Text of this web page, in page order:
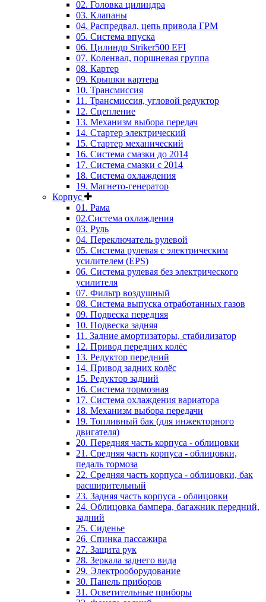
02. Головка цилиндра
03. Клапаны
04. Распредвал, цепь привода ГРМ
05. Система впуска
06. Цилиндр Striker500 EFI
07. Коленвал, поршневая группа
08. Картер
09. Крышки картера
10. Трансмиссия
11. Трансмиссия, угловой редуктор
12. Сцепление
13. Механизм выбора передач
14. Стартер электрический
15. Стартер механический
16. Система смазки до 2014
17. Система смазки c 2014
18. Система охлаждения
19. Магнето-генератор
Корпус
01. Рама
02.Система охлаждения
03. Руль
04. Переключатель рулевой
05. Система рулевая с электрическим
усилителем (EPS)
06. Система рулевая без электрического
усилителя
07. Фильтр воздушный
08. Система выпуска отработанных газов
09. Подвеска передняя
10. Подвеска задняя
11. Задние амортизаторы, стабилизатор
12. Привод передних колёс
13. Редуктор передний
14. Привод задних колёс
15. Редуктор задний
16. Система тормозная
17. Система охлаждения вариатора
18. Механизм выбора передачи
19. Топливный бак (для инжекторного
двигателя)
20. Передняя часть корпуса - облицовки
21. Средняя часть корпуса - облицовки,
педаль тормоза
22. Средняя часть корпуса - облицовки, бак
расширительный
23. Задняя часть корпуса - облицовки
24. Облицовка бампера, багажник передний,
задний
25. Сиденье
26. Спинка пассажира
27. Защита рук
28. Зеркала заднего вида
29. Электрооборудование
30. Панель приборов
31. Oсветительные приборы